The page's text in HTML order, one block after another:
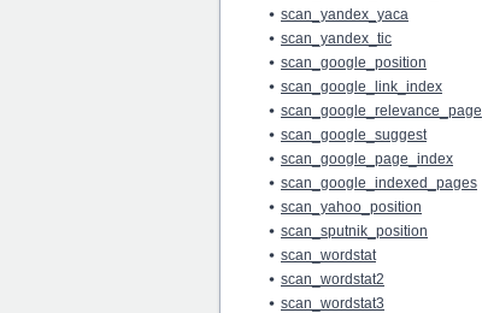
scan_yandex_yaca
scan_yandex_tic
scan_google_position
scan_google_link_index
scan_google_relevance_page
scan_google_suggest
scan_google_page_index
scan_google_indexed_pages
scan_yahoo_position
scan_sputnik_position
scan_wordstat
scan_wordstat2
scan_wordstat3